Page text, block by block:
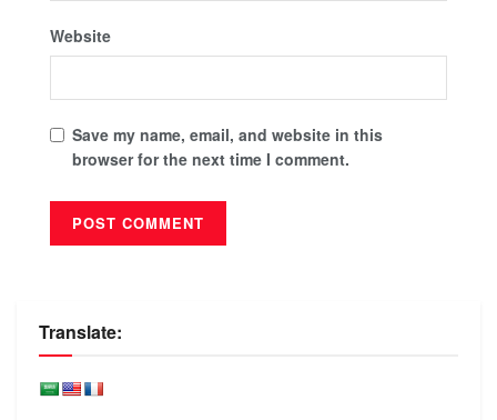
Website
Save my name, email, and website in this
browser for the next time I comment.
Translate: